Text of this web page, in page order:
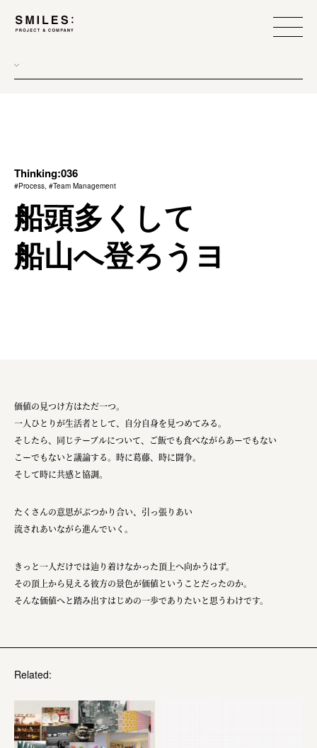
Thinking:036
#Process, #Team Management
船頭多くして
船山へ登ろうヨ
価値の見つけ方はただ一つ。
一人ひとりが生活者として、自分自身を見つめてみる。
そしたら、同じテーブルについて、ご飯でも食べながらあーでもない
こーでもないと議論する。時に葛藤、時に闘争。
そして時に共感と協調。
たくさんの意思がぶつかり合い、引っ張りあい
流されあいながら進んでいく。
きっと一人だけでは辿り着けなかった頂上へ向かうはず。
その頂上から見える彼方の景色が価値ということだったのか。
そんな価値へと踏み出すはじめの一歩でありたいと思うわけです。
Related: